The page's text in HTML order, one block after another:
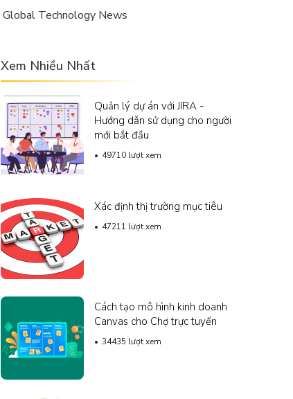
Global Technology News
Xem Nhiều Nhất
Quản lý dự án với JIRA -
Hướng dẫn sử dụng cho người
mới bắt đầu
49710 lượt xem
Xác định thị trường mục tiêu
47211 lượt xem
Cách tạo mô hình kinh doanh
Canvas cho Chợ trực tuyến
34435 lượt xem